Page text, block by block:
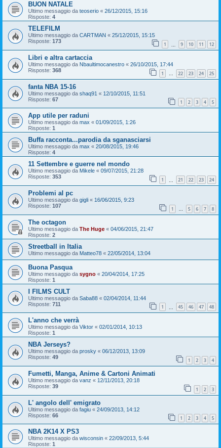
BUON NATALE
Ultimo messaggio da teoserio « 26/12/2015, 15:16
Risposte: 4
TELEFILM
Ultimo messaggio da CARTMAN « 25/12/2015, 15:15
Risposte: 173 1 9 10 11 12
Libri e altra cartaccia
Ultimo messaggio da Nbaultimocanestro « 26/10/2015, 17:44
Risposte: 368 1 … 22 23 24 25
fanta NBA 15-16
Ultimo messaggio da shaq91 « 12/10/2015, 11:51
Risposte: 67 1 2 3 4 5
App utile per raduni
Ultimo messaggio da max « 01/09/2015, 1:26
Risposte: 1
Buffa racconta...parodia da sganasciarsi
Ultimo messaggio da max « 20/08/2015, 19:46
Risposte: 4
11 Settembre e guerre nel mondo
Ultimo messaggio da Mikele « 09/07/2015, 21:28
Risposte: 353 1 21 22 23 24
Problemi al pc
Ultimo messaggio da gigli « 16/06/2015, 9:23
Risposte: 107 1 … 5 6 7 8
The octagon
Ultimo messaggio da The Huge « 04/06/2015, 21:47
Risposte: 2
Streetball in Italia
Ultimo messaggio da Matteo78 « 22/05/2014, 13:04
Buona Pasqua
Ultimo messaggio da sygno « 20/04/2014, 17:25
Risposte: 1
I FILMS CULT
Ultimo messaggio da Saba88 « 02/04/2014, 11:44
Risposte: 711 1 45 46 47 48
L'anno che verrà
Ultimo messaggio da Viktor « 02/01/2014, 10:13
Risposte: 1
NBA Jerseys?
Ultimo messaggio da prosky « 06/12/2013, 13:09
Risposte: 49 1 2 3 4
Fumetti, Manga, Anime & Cartoni Animati
Ultimo messaggio da vanz « 12/11/2013, 20:18
Risposte: 39 1 2 3
L' angolo dell' emigrato
Ultimo messaggio da fagiu « 24/09/2013, 14:12
Risposte: 66 1 2 3 4 5
NBA 2K14 X PS3
Ultimo messaggio da wisconsin « 22/09/2013, 5:44
Risposte: 1